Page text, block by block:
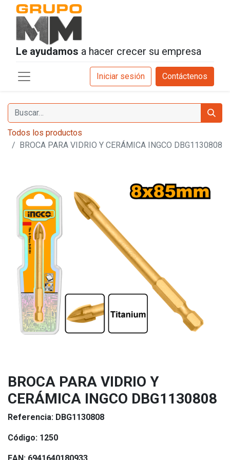
Le ayudamos a hacer crecer su empresa
Iniciar sesión Contáctenos
Todos los productos
BROCA PARA VIDRIO Y CERÁMICA INGCO DBG1130808
BROCA PARA VIDRIO Y
CERÁMICA INGCO DBG1130808
Referencia: DBG1130808
Código: 1250